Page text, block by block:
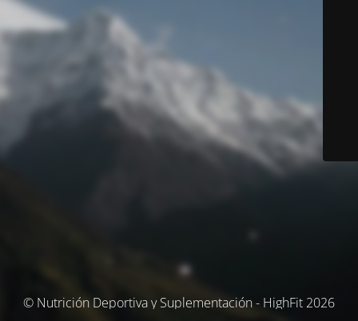
© Nutrición Deportiva y Suplementación - HighFit 2026